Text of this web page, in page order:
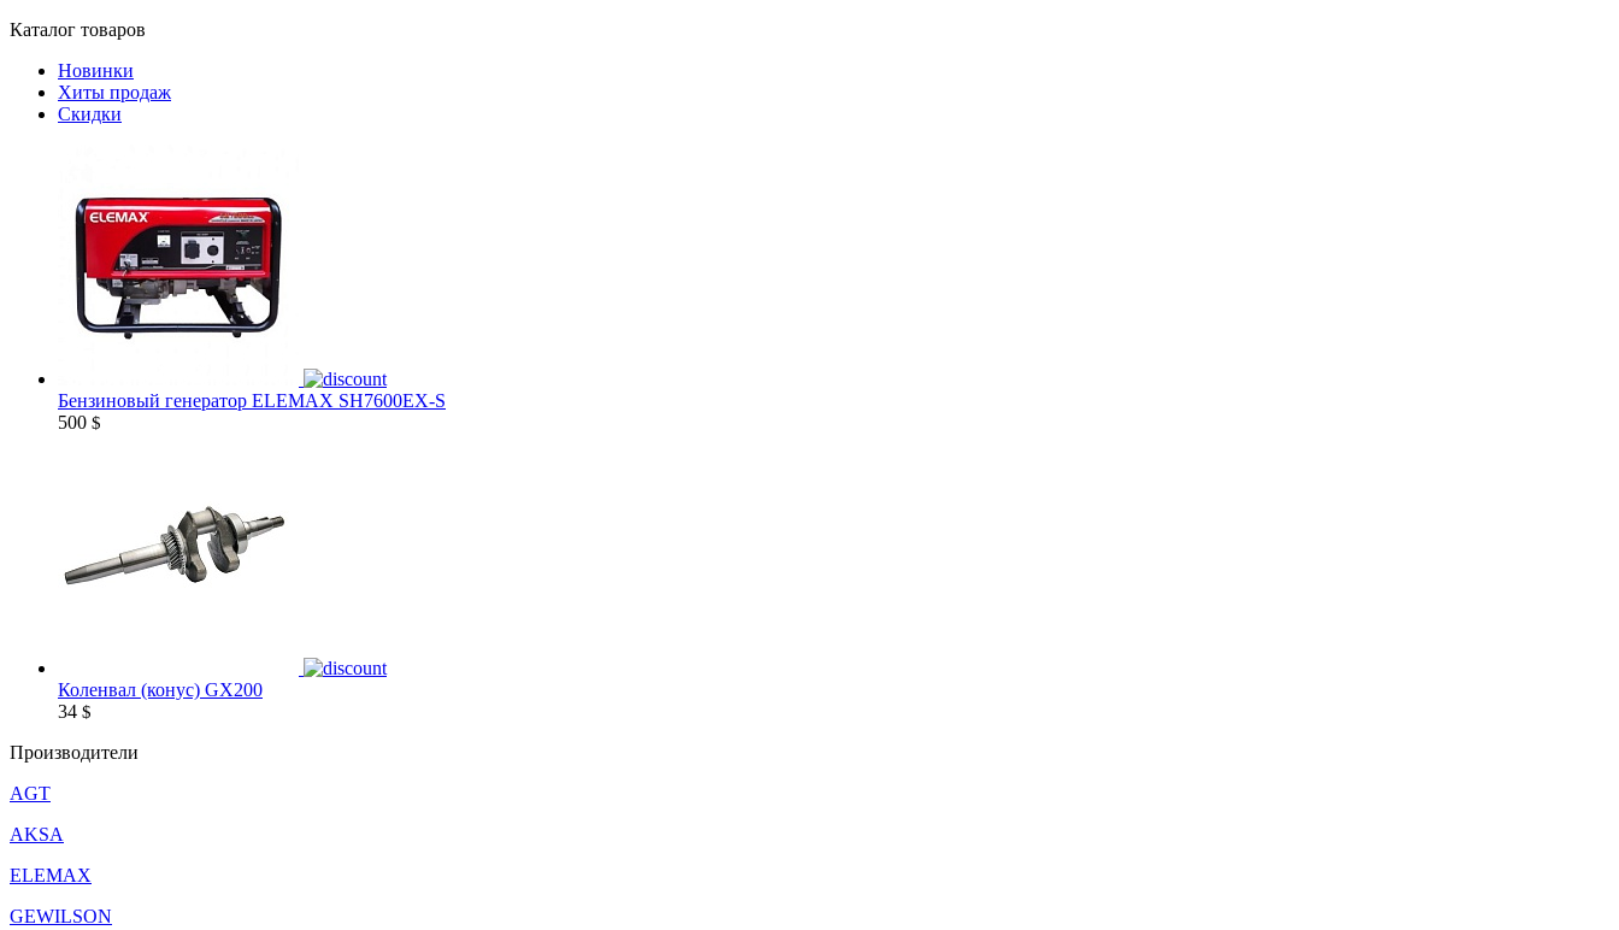
Каталог товаров
Новинки
Хиты продаж
Скидки
Бензиновый генератор ELEMAX SH7600EX-S
500 $
Коленвал (конус) GX200
34 $
Производители
AGT
AKSA
ELEMAX
GEWILSON